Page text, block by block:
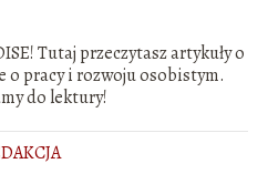
Tutaj przeczytasz artykuły o
o pracy i rozwoju osobistym.
do lektury!